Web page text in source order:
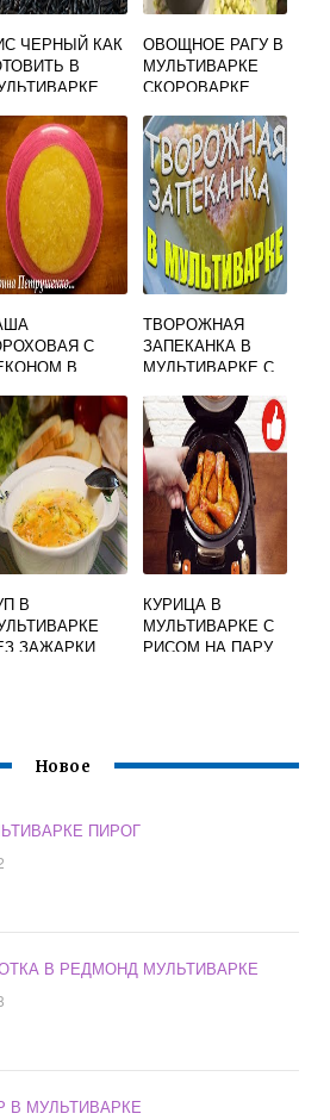
ЧЕРНЫЙ КАК
В
ОВОЩНОЕ РАГУ В
МУЛЬТИВАРКЕ
СКОРОВАРКЕ
С
В
ТВОРОЖНАЯ
ЗАПЕКАНКА В
МУЛЬТИВАРКЕ С
В
ЗАЖАРКИ
КУРИЦА В
МУЛЬТИВАРКЕ С
РИСОМ НА ПАРУ
Новое
ПИРОГ
В РЕДМОНД МУЛЬТИВАРКЕ
В МУЛЬТИВАРКЕ